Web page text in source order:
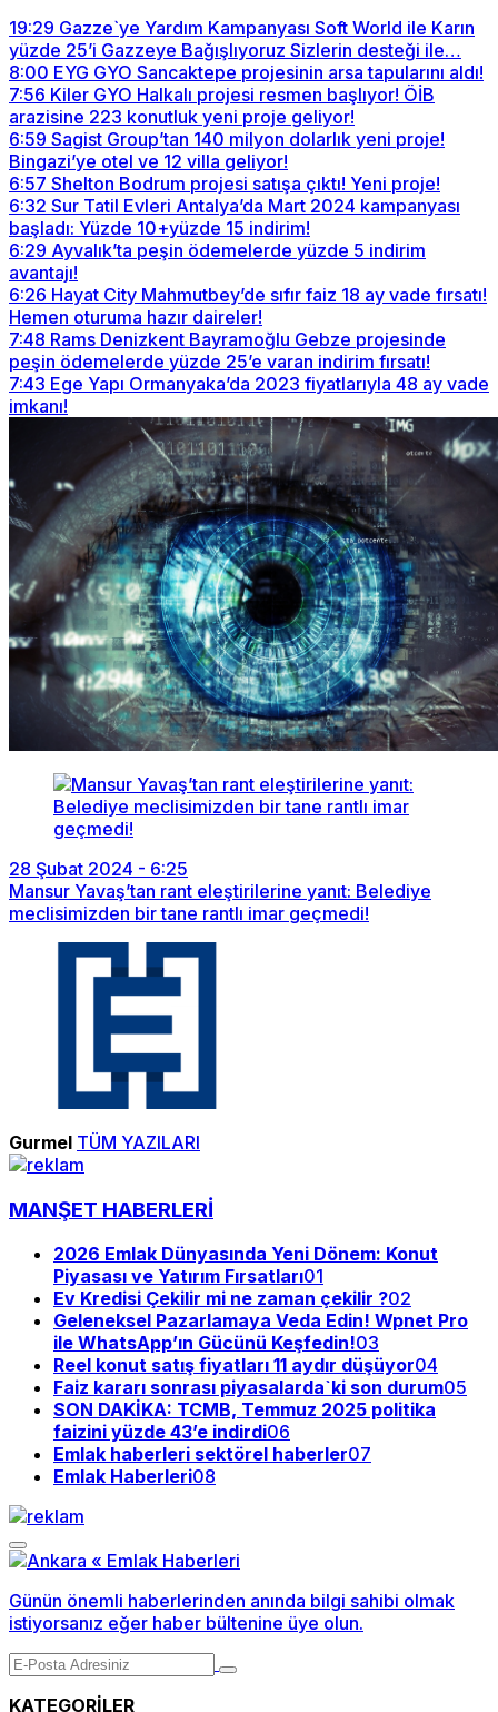
19:29 Gazze`ye Yardım Kampanyası Soft World ile Karın
yüzde 25’i Gazzeye Bağışlıyoruz Sizlerin desteği ile…
8:00 EYG GYO Sancaktepe projesinin arsa tapularını aldı!
7:56 Kiler GYO Halkalı projesi resmen başlıyor! ÖİB
arazisine 223 konutluk yeni proje geliyor!
6:59 Sagist Group’tan 140 milyon dolarlık yeni proje!
Bingazi’ye otel ve 12 villa geliyor!
6:57 Shelton Bodrum projesi satışa çıktı! Yeni proje!
6:32 Sur Tatil Evleri Antalya’da Mart 2024 kampanyası
başladı: Yüzde 10+yüzde 15 indirim!
6:29 Ayvalık’ta peşin ödemelerde yüzde 5 indirim
avantajı!
6:26 Hayat City Mahmutbey’de sıfır faiz 18 ay vade fırsatı!
Hemen oturuma hazır daireler!
7:48 Rams Denizkent Bayramoğlu Gebze projesinde
peşin ödemelerde yüzde 25’e varan indirim fırsatı!
7:43 Ege Yapı Ormanyaka’da 2023 fiyatlarıyla 48 ay vade
imkanı!
28 Şubat 2024 - 6:25
Mansur Yavaş’tan rant eleştirilerine yanıt: Belediye
meclisimizden bir tane rantlı imar geçmedi!
Gurmel TÜM YAZILARI
MANŞET HABERLERİ
2026 Emlak Dünyasında Yeni Dönem: Konut
Piyasası ve Yatırım Fırsatları01
Ev Kredisi Çekilir mi ne zaman çekilir ?02
Geleneksel Pazarlamaya Veda Edin! Wpnet Pro
ile WhatsApp’ın Gücünü Keşfedin!03
Reel konut satış fiyatları 11 aydır düşüyor04
Faiz kararı sonrası piyasalarda`ki son durum05
SON DAKİKA: TCMB, Temmuz 2025 politika
faizini yüzde 43’e indirdi06
Emlak haberleri sektörel haberler07
Emlak Haberleri08
Günün önemli haberlerinden anında bilgi sahibi olmak
istiyorsanız eğer haber bültenine üye olun.
KATEGORİLER